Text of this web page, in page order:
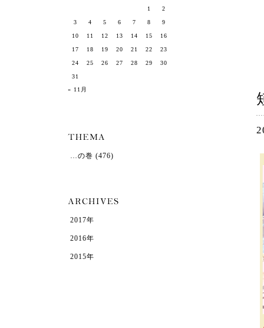
« 11月
1 2
3 4 5 6 7 8 9
10 11 12 13 14 15 16
17 18 19 20 21 22 23
24 25 26 27 28 29 30
31
…の巻 (476)
2017年
2016年
2015年